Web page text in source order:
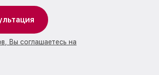
Вы соглашаетесь на